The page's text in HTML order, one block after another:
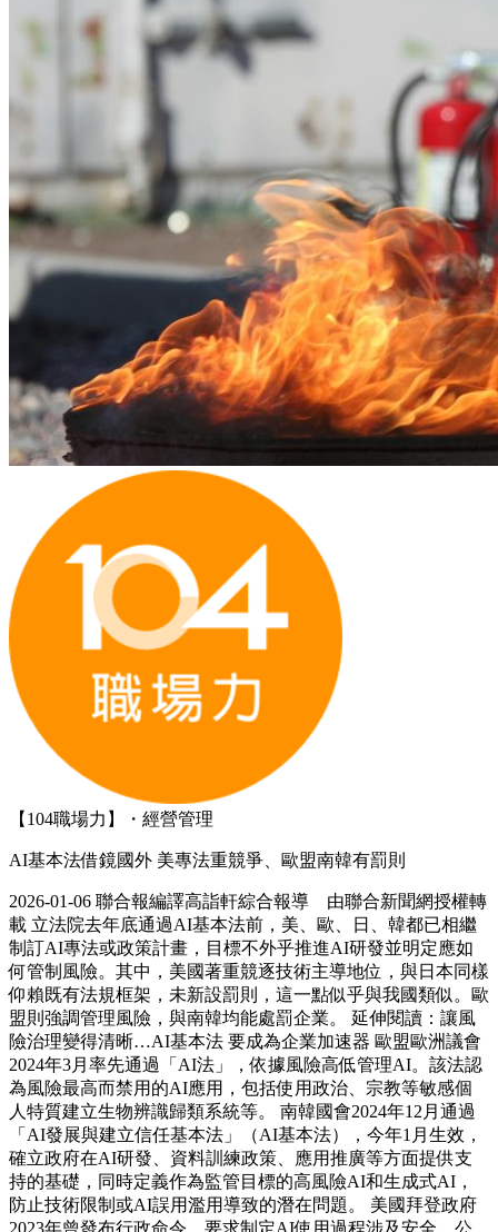
【104職場力】・經營管理
AI基本法借鏡國外 美專法重競爭、歐盟南韓有罰則
2026-01-06 聯合報編譯高詣軒綜合報導 由聯合新聞網授權轉
載 立法院去年底通過AI基本法前，美、歐、日、韓都已相繼
制訂AI專法或政策計畫，目標不外乎推進AI研發並明定應如
何管制風險。其中，美國著重競逐技術主導地位，與日本同樣
仰賴既有法規框架，未新設罰則，這一點似乎與我國類似。歐
盟則強調管理風險，與南韓均能處罰企業。 延伸閱讀：讓風
險治理變得清晰…AI基本法 要成為企業加速器 歐盟歐洲議會
2024年3月率先通過「AI法」，依據風險高低管理AI。該法認
為風險最高而禁用的AI應用，包括使用政治、宗教等敏感個
人特質建立生物辨識歸類系統等。 南韓國會2024年12月通過
「AI發展與建立信任基本法」（AI基本法），今年1月生效，
確立政府在AI研發、資料訓練政策、應用推廣等方面提供支
持的基礎，同時定義作為監管目標的高風險AI和生成式AI，
防止技術限制或AI誤用濫用導致的潛在問題。 美國拜登政府